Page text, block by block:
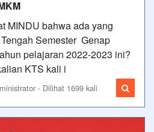
MINDU bahwa ada yang
Semester Genap
pelajaran 2022-2023 ini?
KTS kali i
- Dilihat 1699 kali